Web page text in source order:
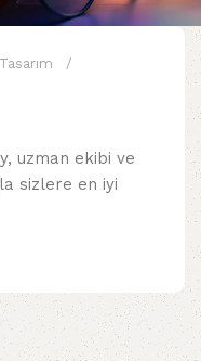
uzman ekibi ve
sizlere en iyi